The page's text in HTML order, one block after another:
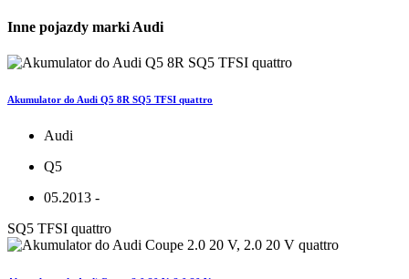
Inne pojazdy marki Audi
Akumulator do Audi Q5 8R SQ5 TFSI quattro
Audi
Q5
05.2013 -
SQ5 TFSI quattro